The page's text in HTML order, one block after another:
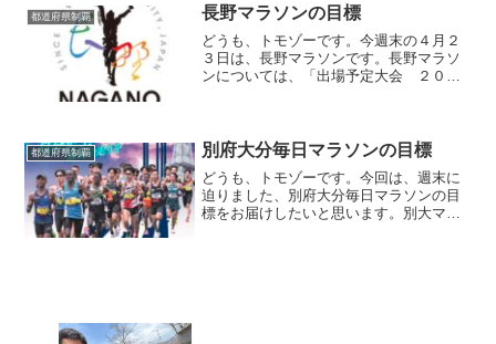
目標はこちらになります...
都道府県制覇 長野マラソンの目標
どうも、トモゾーです。今週末の４月２
３日は、長野マラソンです。長野マラソ
ンについては、「出場予定大会 ２０２
ます。目標サブスリー毎度...
都道府県制覇 別府大分毎日マラソンの目標
どうも、トモゾーです。今回は、週末に
迫りました、別府大分毎日マラソンの目
標をお届けしたいと思います。別大マラ